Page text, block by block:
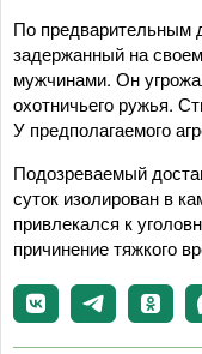
По предварительным
задержанный на
мужчинами. Он
охотничьего ружья.
У предполагаемого
Подозреваемый
суток изолирован в
привлекался к
причинение тяжкого